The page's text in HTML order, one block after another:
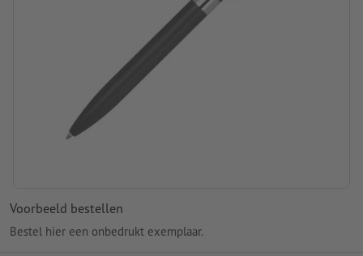
Voorbeeld bestellen
Bestel hier een onbedrukt exemplaar.